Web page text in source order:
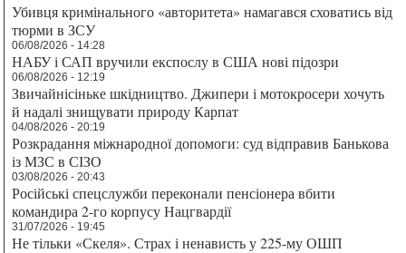
Убивця кримінального «авторитета» намагався сховатись від
тюрми в ЗСУ
06/08/2026 - 14:28
НАБУ і САП вручили експослу в США нові підозри
06/08/2026 - 12:19
Звичайнісіньке шкідництво. Джипери і мотокросери хочуть
й надалі знищувати природу Карпат
04/08/2026 - 20:19
Розкрадання міжнародної допомоги: суд відправив Банькова
із МЗС в СІЗО
03/08/2026 - 20:43
Російські спецслужби переконали пенсіонера вбити
командира 2-го корпусу Нацгвардії
31/07/2026 - 19:45
Не тільки «Скеля». Страх і ненависть у 225-му ОШП